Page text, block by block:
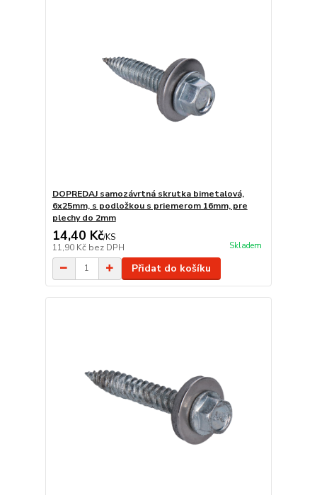
DOPREDAJ samozávrtná skrutka bimetalová,
6x25mm, s podložkou s priemerom 16mm, pre
plechy do 2mm
14,40 Kč/KS
11,90 Kč bez DPH Skladem
Přidat do košíku